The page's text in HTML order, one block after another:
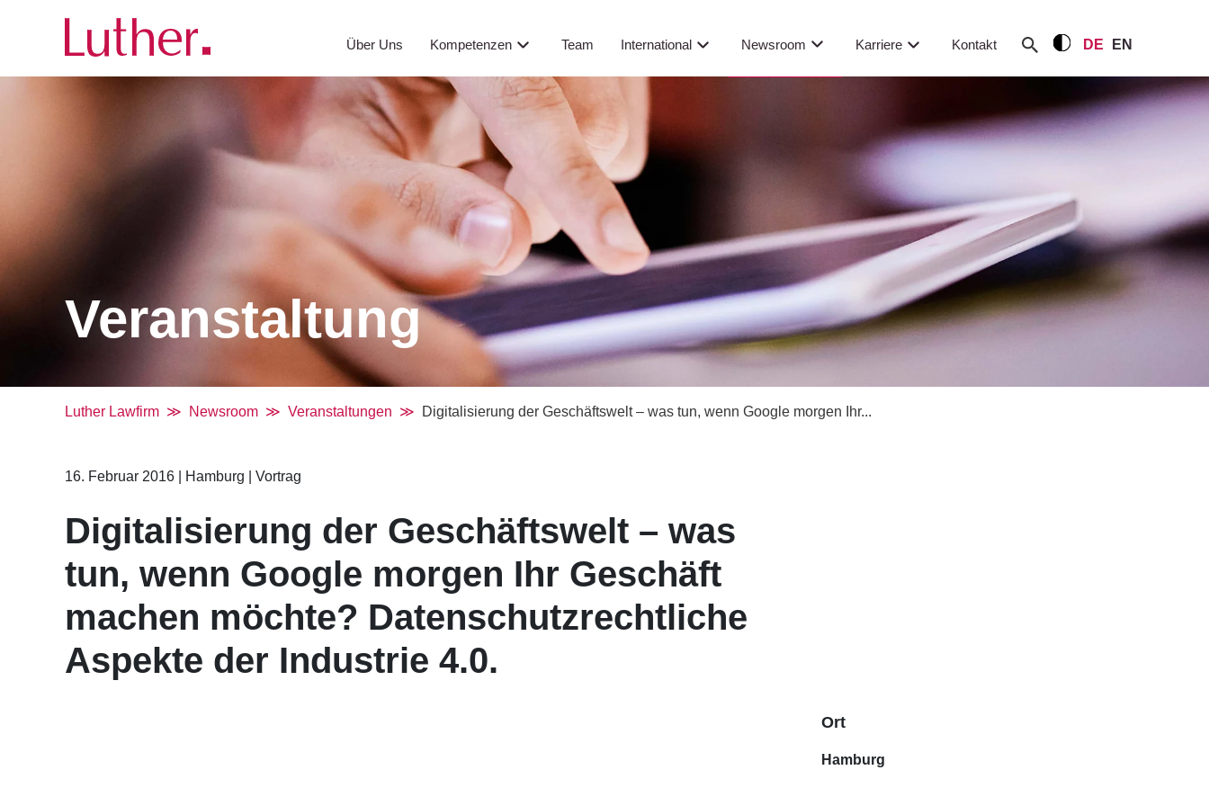
Über Uns Kompetenzen Team International Newsroom Karriere Kontakt DE EN
Veranstaltung
Luther Lawfirm Newsroom Veranstaltungen Digitalisierung der Geschäftswelt – was tun, wenn Google morgen Ihr...
16. Februar 2016 Hamburg Vortrag
Digitalisierung der Geschäftswelt – was
tun, wenn Google morgen Ihr Geschäft
machen möchte? Datenschutzrechtliche
Aspekte der Industrie 4.0.
Ort
Hamburg